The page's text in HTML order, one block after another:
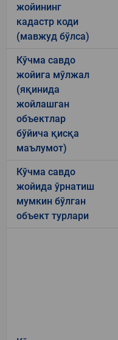
жойининг
кадастр коди
(мавжуд бўлса)
Кўчма савдо
жойига мўлжал
(яқинида
жойлашган
объектлар
бўйича қисқа
маълумот)
Кўчма савдо
жойида ўрнатиш
мумкин бўлган
объект турлари